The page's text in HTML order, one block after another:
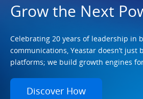
Grow the Next
Celebrating 20 years of leadership in
communications, Yeastar doesn’t just
platforms; we build growth engines
Discover How